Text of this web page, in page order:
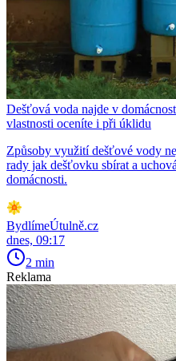
Dešťová voda najde v
vlastnosti oceníte i při úklidu
Způsoby využití dešťové vody
rady jak dešťovku sbírat a
domácnosti.
BydlímeÚtulně.cz
dnes, 09:17
2 min
Reklama